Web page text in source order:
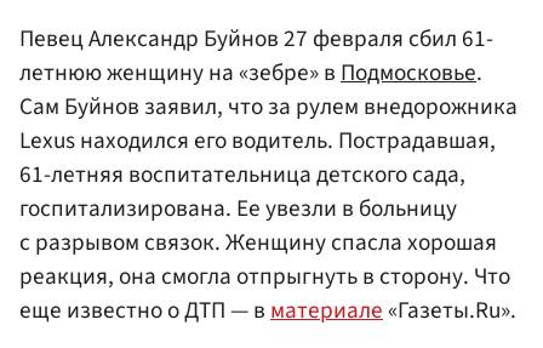
Певец Александр Буйнов 27 февраля сбил 61-
летнюю женщину на «зебре» в Подмосковье.
Сам Буйнов заявил, что за рулем внедорожника
Lexus находился его водитель. Пострадавшая,
61-летняя воспитательница детского сада,
госпитализирована. Ее увезли в больницу
с разрывом связок. Женщину спасла хорошая
реакция, она смогла отпрыгнуть в сторону. Что
еще известно о ДТП — в материале«Газеты.Ru».